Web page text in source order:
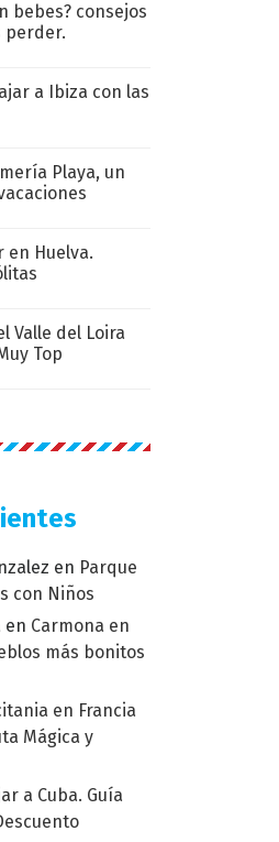
bebes? consejos
perder.
a Ibiza con las
Playa, un
en Huelva.
Valle del Loira
Top
en Parque
con Niños
en Carmona en
más bonitos
en Francia
Mágica y
a Cuba. Guía